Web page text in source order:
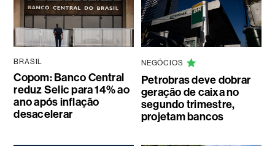
BRASIL
Copom: Banco Central
reduz Selic para 14% ao
ano após inflação
desacelerar
NEGÓCIOS
Petrobras deve dobrar
geração de caixa no
segundo trimestre,
projetam bancos